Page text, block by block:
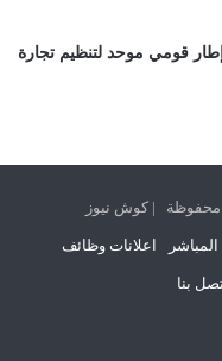
إطار قومي موحد لتنظيم تجارة
اعلانات وظائف
بنا